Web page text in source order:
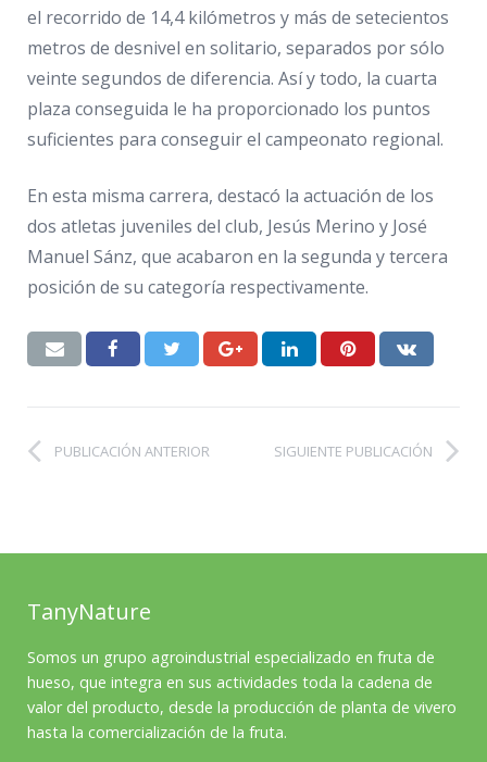
el recorrido de 14,4 kilómetros y más de setecientos
metros de desnivel en solitario, separados por sólo
veinte segundos de diferencia. Así y todo, la cuarta
plaza conseguida le ha proporcionado los puntos
suficientes para conseguir el campeonato regional.
En esta misma carrera, destacó la actuación de los
dos atletas juveniles del club, Jesús Merino y José
Manuel Sánz, que acabaron en la segunda y tercera
posición de su categoría respectivamente.
PUBLICACIÓN ANTERIOR SIGUIENTE PUBLICACIÓN
TanyNature
Somos un grupo agroindustrial especializado en fruta de
hueso, que integra en sus actividades toda la cadena de
valor del producto, desde la producción de planta de vivero
hasta la comercialización de la fruta.